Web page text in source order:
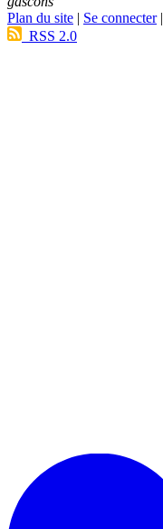
Plan du site | Se connecter|
RSS 2.0